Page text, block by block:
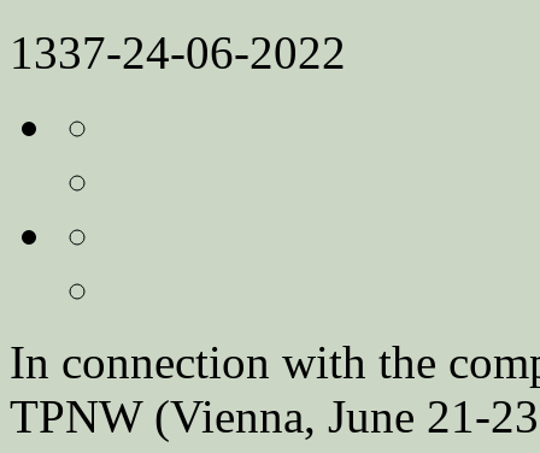
1337-24-06-2022
In connection with the
TPNW (Vienna, June 21-